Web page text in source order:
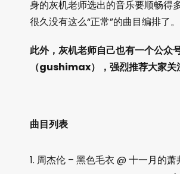
身的灰机老师选出的音乐要顺畅
很久没有这么“正常”的曲目编排了。
此外，灰机老师自己也有一个公众
（gushimax），强烈推荐大家关
曲目列表
周杰伦 – 黑色毛衣 @ 十一月的